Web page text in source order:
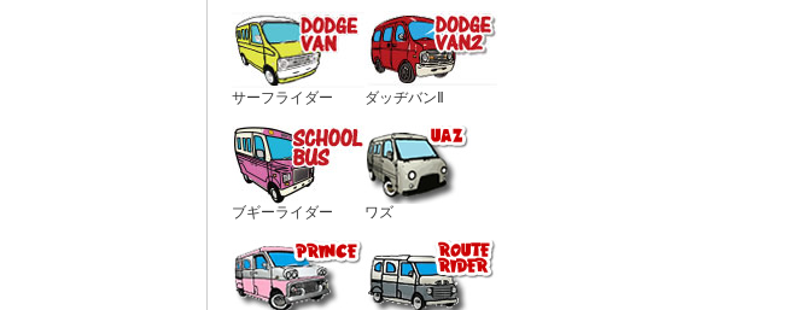
サーフライダー ダッヂバンⅡ
ブギーライダー ワズ